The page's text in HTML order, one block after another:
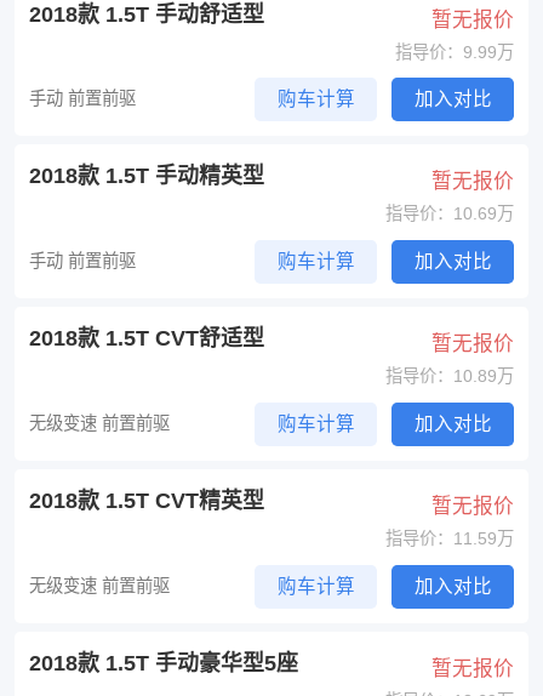
2018款 1.5T 手动舒适型 暂无报价
指导价：9.99万
手动 前置前驱 购车计算 加入对比
2018款 1.5T 手动精英型 暂无报价
指导价：10.69万
手动 前置前驱 购车计算 加入对比
2018款 1.5T CVT舒适型 暂无报价
指导价：10.89万
无级变速 前置前驱 购车计算 加入对比
2018款 1.5T CVT精英型 暂无报价
指导价：11.59万
无级变速 前置前驱 购车计算 加入对比
2018款 1.5T 手动豪华型5座 暂无报价